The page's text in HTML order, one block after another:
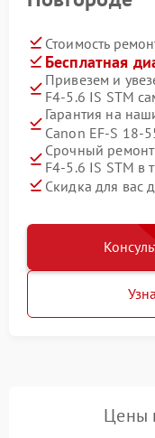
Стоимость
Бесплатная
Привезем и
F4-5.6 IS STM
Гарантия на
Canon EF-S 18-
Срочный
F4-5.6 IS STM в
Скидка для вас
Цены